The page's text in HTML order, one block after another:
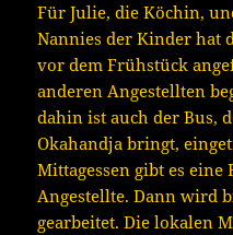
Für Julie, die Köchin,
Nannies der Kinder hat
vor dem Frühstück
anderen Angestellten
dahin ist auch der Bus,
Okahandja bringt,
Mittagessen gibt es
Angestellte. Dann wird
gearbeitet. Die lokalen